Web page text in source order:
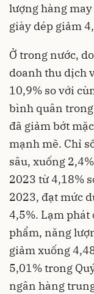
lượng hàng
giày dép giảm
Ở trong nước,
doanh thu dịch
10,9% so với
bình quân
đã giảm bớt
mạnh mẽ. Chỉ
sâu, xuống
2023 từ 4,18%
2023, đạt mức
4,5%. Lạm phát
phẩm, năng
giảm xuống
5,01% trong
ngân hàng